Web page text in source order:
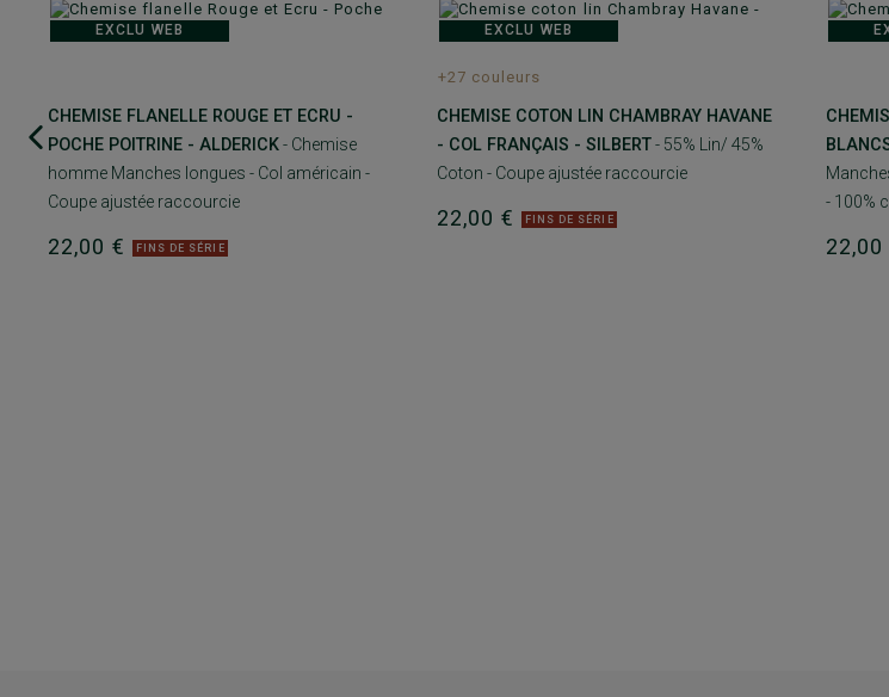
EXCLU WEB
CHEMISE FLANELLE ROUGE ET ECRU -
POCHE POITRINE - ALDERICK- Chemise
homme Manches longues - Col américain -
Coupe ajustée raccourcie
22,00 € FINS DE SÉRIE
EXCLU WEB
+27 couleurs
CHEMISE COTON LIN CHAMBRAY HAVANE
- COL FRANÇAIS - SILBERT- 55% Lin/ 45%
Coton - Coupe ajustée raccourcie
22,00 € FINS DE SÉRIE
- 100%